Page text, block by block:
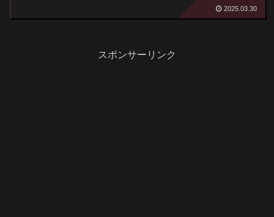
2025.03.30
スポンサーリンク